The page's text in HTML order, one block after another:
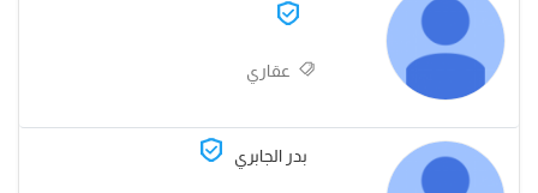
عقاري
بدر الجابري